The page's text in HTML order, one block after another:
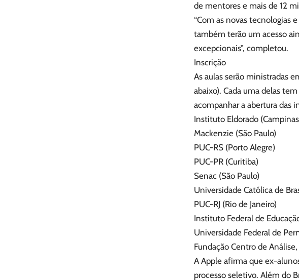
de mentores e mais de 12
“Com as novas tecnologias
também terão um acesso
excepcionais”, completou.
Inscrição
As aulas serão ministradas
abaixo). Cada uma delas
acompanhar a abertura das
Instituto Eldorado
Mackenzie (São Paulo)
PUC-RS (Porto Alegre)
PUC-PR (Curitiba)
Senac (São Paulo)
Universidade Católica de
PUC-RJ (Rio de Janeiro)
Instituto Federal de
Universidade Federal de
Fundação Centro de
A Apple afirma que ex-
processo seletivo. Além do